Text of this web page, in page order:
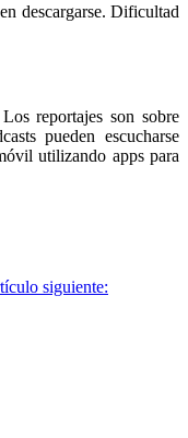
descargarse. Dificultad
reportajes son sobre
pueden escucharse
utilizando apps para
siguiente: